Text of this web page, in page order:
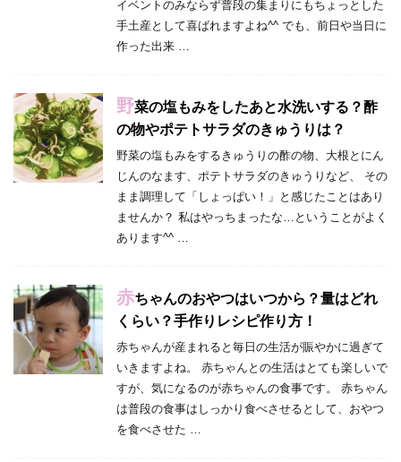
イベントのみならず普段の集まりにもちょっとした
手土産として喜ばれますよね^^ でも、前日や当日に
作った出来 …
野菜の塩もみをしたあと水洗いする？酢
の物やポテトサラダのきゅうりは？
野菜の塩もみをするきゅうりの酢の物、大根とにん
じんのなます、ポテトサラダのきゅうりなど、 その
まま調理して「しょっぱい！」と感じたことはあり
ませんか？ 私はやっちまったな…ということがよく
あります^^ …
赤ちゃんのおやつはいつから？量はどれ
くらい？手作りレシピ作り方！
赤ちゃんが産まれると毎日の生活が賑やかに過ぎて
いきますよね。 赤ちゃんとの生活はとても楽しいで
すが、気になるのが赤ちゃんの食事です。 赤ちゃん
は普段の食事はしっかり食べさせるとして、おやつ
を食べさせた …